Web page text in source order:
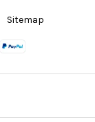
Sitemap